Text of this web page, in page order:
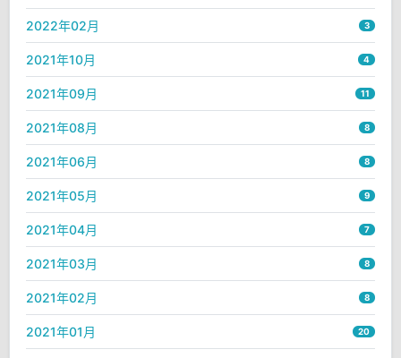
2022年02月 3
2021年10月 4
2021年09月 11
2021年08月 8
2021年06月 8
2021年05月 9
2021年04月 7
2021年03月 8
2021年02月 8
2021年01月 20